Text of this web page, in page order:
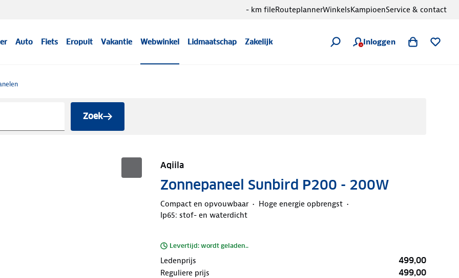
Auto Fiets Eropuit Vakantie Webwinkel Lidmaatschap Zakelijk Inloggen
- km fileRouteplannerWinkelsKampioenService & contact
Zoek
Aqiila
Zonnepaneel Sunbird P200 - 200W
Compact en opvouwbaar
Hoge energie opbrengst
Ip65: stof- en waterdicht
Levertijd: wordt geladen..
Ledenprijs 499,00
Reguliere prijs 499,00